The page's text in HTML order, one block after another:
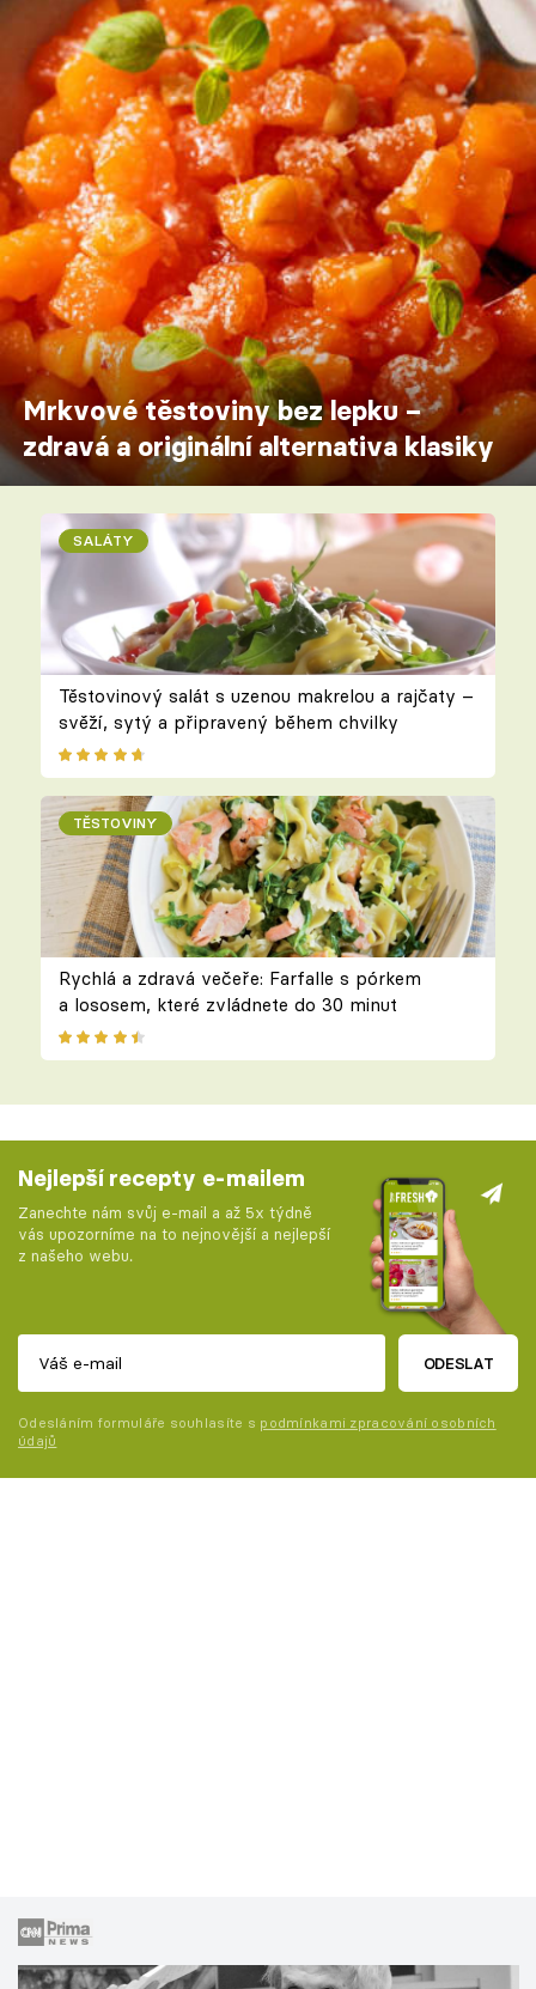
Mrkvové těstoviny bez lepku –
zdravá a originální alternativa klasiky
SALÁTY
Těstovinový salát s uzenou makrelou a rajčaty –
svěží, sytý a připravený během chvilky
TĚSTOVINY
Rychlá a zdravá večeře: Farfalle s pórkem
a lososem, které zvládnete do 30 minut
Nejlepší recepty e-mailem
Zanechte nám svůj e-mail a až 5x týdně
vás upozorníme na to nejnovější a nejlepší
z našeho webu.
ODESLAT
Odesláním formuláře souhlasíte s podmínkami zpracování osobních
údajů